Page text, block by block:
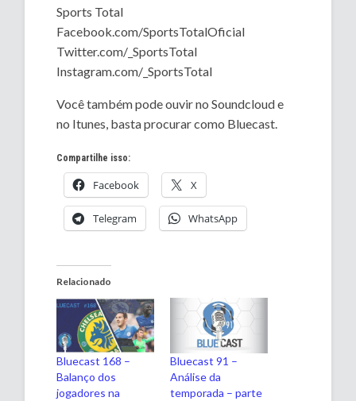
Sports Total
Facebook.com/SportsTotalOficial
Twitter.com/_SportsTotal
Instagram.com/_SportsTotal
Você também pode ouvir no Soundcloud e
no Itunes, basta procurar como Bluecast.
Compartilhe isso:
Facebook X
Telegram WhatsApp
Relacionado
Bluecast 168 –
Balanço dos
jogadores na
Bluecast 91 –
Análise da
temporada – parte